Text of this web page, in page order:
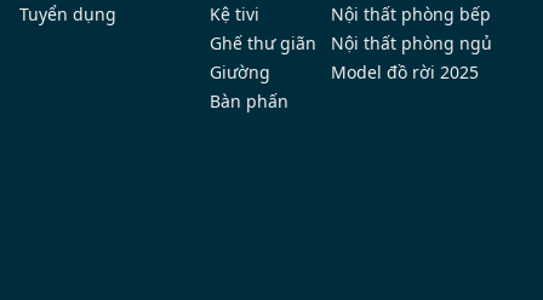
Tuyển dụng
Kệ tivi
Ghế thư giãn
Giường
Bàn phấn
Nội thất phòng bếp
Nội thất phòng ngủ
Model đồ rời 2025